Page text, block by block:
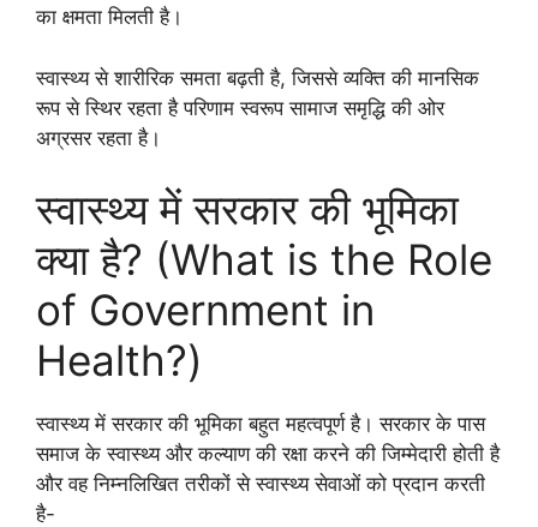
का क्षमता मिलती है।
स्वास्थ्य से शारीरिक समता बढ़ती है, जिससे व्यक्ति की मानसिक
रूप से स्थिर रहता है परिणाम स्वरूप सामाज समृद्धि की ओर
अग्रसर रहता है।
स्वास्थ्य में सरकार की भूमिका
क्या है? (What is the Role
of Government in
Health?)
स्वास्थ्य में सरकार की भूमिका बहुत महत्वपूर्ण है। सरकार के पास
समाज के स्वास्थ्य और कल्याण की रक्षा करने की जिम्मेदारी होती है
और वह निम्नलिखित तरीकों से स्वास्थ्य सेवाओं को प्रदान करती
है-